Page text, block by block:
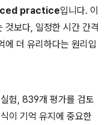
practice입니다. 이
것보다, 일정한 시간 간격
에 더 유리하다는 원리입
험, 839개 평가를 검토
이 기억 유지에 중요한